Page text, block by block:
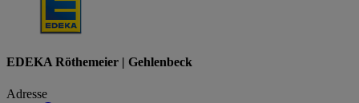
EDEKA Röthemeier | Gehlenbeck
Adresse